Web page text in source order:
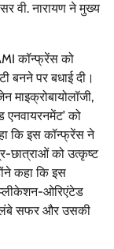
वी. नारायण ने मुख्य
कॉन्फ्रेंस को
बनने पर बधाई दी।
माइक्रोबायोलॉजी,
एनवायरनमेंट’ को
कि इस कॉन्फ्रेंस ने
छात्राओं को उत्कृष्ट
कहा कि इस
ओरिएंटेड
लंबे सफर और उसकी